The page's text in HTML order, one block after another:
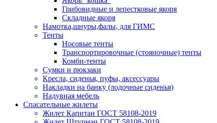
Грибовидные и лепестковые якоря
Складные якоря
Намотка,шнуры,фалы, для ГИМС
Тенты
Носовые тенты
Транспортировочные (стояночные) тенты
Комби-тенты
Сумки и рюкзаки
Кресла, сиденья, пуфы, аксессуары
Накладки на банку (лодочные сиденья)
Надувная мебель
Спасательные жилеты
Жилет Капитан ГОСТ 58108-2019